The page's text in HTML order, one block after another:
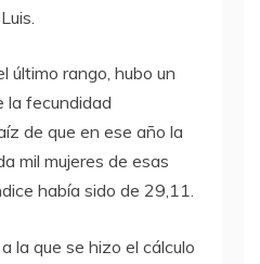
Luis.
último rango, hubo un
la fecundidad
de que en ese año la
mil mujeres de esas
había sido de 29,11.
la que se hizo el cálculo